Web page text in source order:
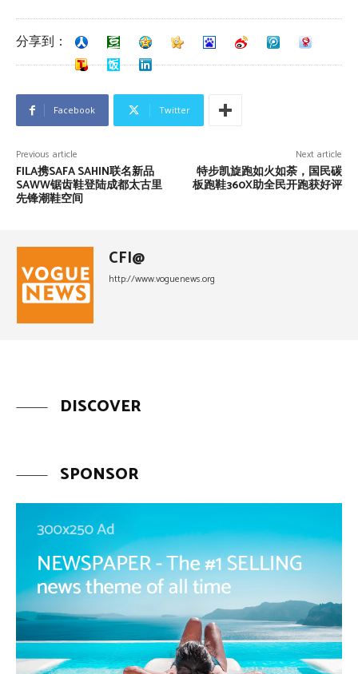
分享到：
Facebook Twitter
Previous article
FILA携SAFA SAHIN联名新品
SAWW锯齿鞋登陆成都太古里
先锋潮鞋空间
Next article
特步凯旋跑如火如荼，国民碳
板跑鞋360X助全民开跑获好评
CFI@
http://www.voguenews.org
DISCOVER
SPONSOR